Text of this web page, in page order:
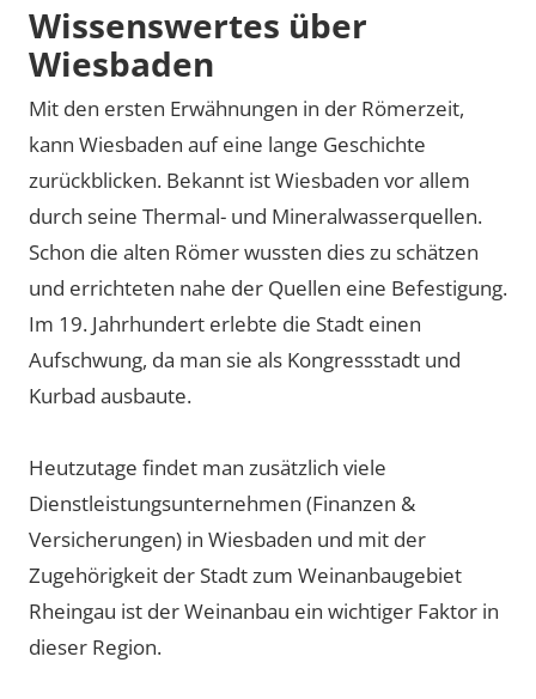
Wissenswertes über
Wiesbaden
Mit den ersten Erwähnungen in der Römerzeit,
kann Wiesbaden auf eine lange Geschichte
zurückblicken. Bekannt ist Wiesbaden vor allem
durch seine Thermal- und Mineralwasserquellen.
Schon die alten Römer wussten dies zu schätzen
und errichteten nahe der Quellen eine Befestigung.
Im 19. Jahrhundert erlebte die Stadt einen
Aufschwung, da man sie als Kongressstadt und
Kurbad ausbaute.
Heutzutage findet man zusätzlich viele
Dienstleistungsunternehmen (Finanzen &
Versicherungen) in Wiesbaden und mit der
Zugehörigkeit der Stadt zum Weinanbaugebiet
Rheingau ist der Weinanbau ein wichtiger Faktor in
dieser Region.